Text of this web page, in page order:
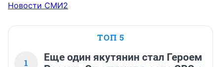
Новости СМИ2
ТОП 5
1
Еще один якутянин стал Героем